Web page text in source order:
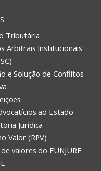
Tributária
Arbitrais Institucionais
e Solução de Conflitos
ao Estado
Jurídica
Valor (RPV)
valores do FUNJURE